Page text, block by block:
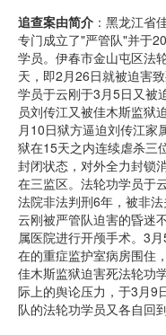
追查案由简介 ：黑龙江省
专门成立了"严管队"并于
学员。伊春市金山屯区法
天，即2月26日就被迫害
学员于云刚于3月5日又被
员刘传江又被佳木斯监狱
月10日狱方逼迫刘传江家
狱在15天之内连续虐杀三
封闭状态，对外全力封锁
在三监区。法轮功学员于
法院非法判刑6年，被非
云刚被严管队迫害的昏迷
属医院进行开颅手术。3
在的重症监护室病房围住
佳木斯监狱迫害死法轮功
际上的舆论压力，于3月9
队的法轮功学员又各自回